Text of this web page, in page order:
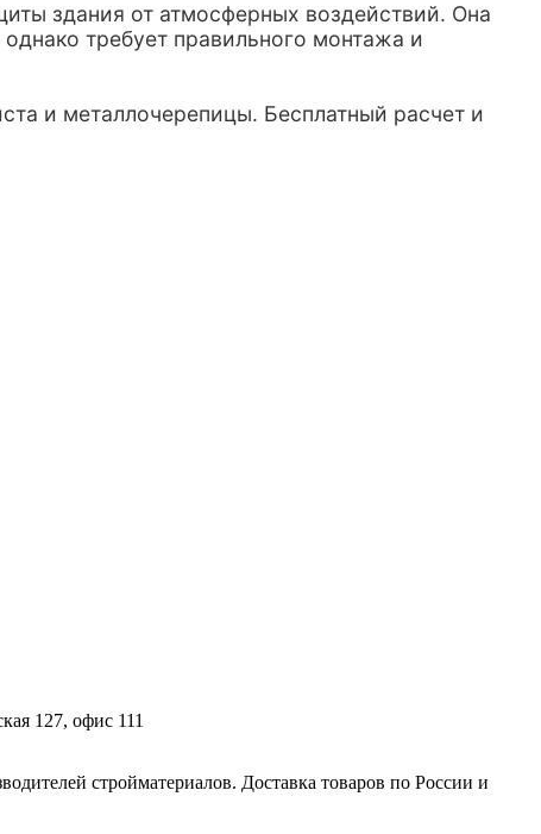
здания от атмосферных воздействий. Она
требует правильного монтажа и
и металлочерепицы. Бесплатный расчет и
127, офис 111
стройматериалов. Доставка товаров по России и